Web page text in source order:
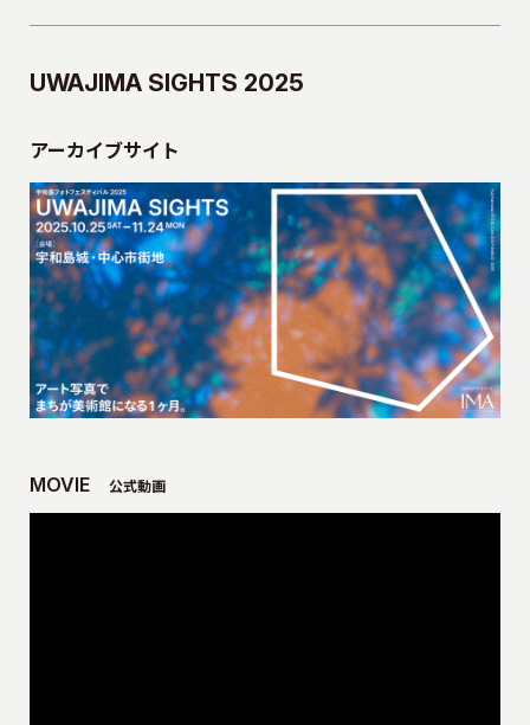
UWAJIMA SIGHTS 2025
アーカイブサイト
MOVIE 公式動画